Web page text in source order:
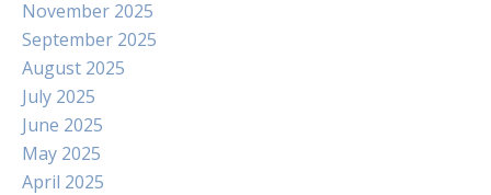
November 2025
September 2025
August 2025
July 2025
June 2025
May 2025
April 2025